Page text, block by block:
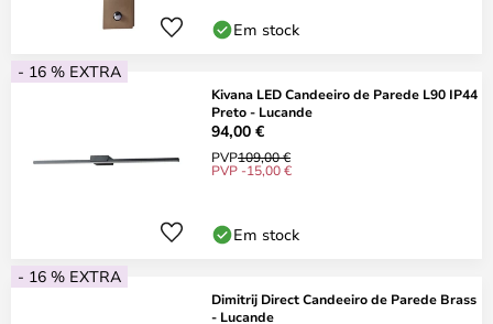
Em stock
- 16 % EXTRA
Kivana LED Candeeiro de Parede L90 IP44
Preto - Lucande
94,00 €
PVP109,00 €
PVP -15,00 €
Em stock
- 16 % EXTRA
Dimitrij Direct Candeeiro de Parede Brass
- Lucande